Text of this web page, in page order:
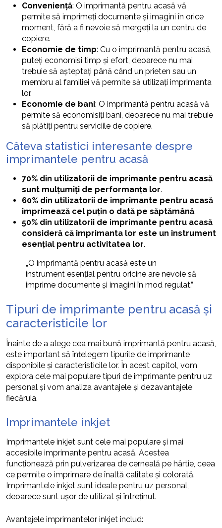
Conveniență: O imprimantă pentru acasă vă
permite să imprimeți documente și imagini în orice
moment, fără a fi nevoie să mergeți la un centru de
copiere.
Economie de timp: Cu o imprimantă pentru acasă,
puteți economisi timp și efort, deoarece nu mai
trebuie să așteptați până când un prieten sau un
membru al familiei vă permite să utilizați imprimanta
lor.
Economie de bani: O imprimantă pentru acasă vă
permite să economisiți bani, deoarece nu mai trebuie
să plătiți pentru serviciile de copiere.
Câteva statistici interesante despre
imprimantele pentru acasă
70% din utilizatorii de imprimante pentru acasă
sunt mulțumiți de performanța lor.
60% din utilizatorii de imprimante pentru acasă
imprimează cel puțin o dată pe săptămână.
50% din utilizatorii de imprimante pentru acasă
consideră că imprimanta lor este un instrument
esențial pentru activitatea lor.
„O imprimantă pentru acasă este un
instrument esențial pentru oricine are nevoie să
imprime documente și imagini în mod regulat.”
Tipuri de imprimante pentru acasă și
caracteristicile lor
Înainte de a alege cea mai bună imprimantă pentru acasă,
este important să înțelegem tipurile de imprimante
disponibile și caracteristicile lor. În acest capitol, vom
explora cele mai populare tipuri de imprimante pentru uz
personal și vom analiza avantajele și dezavantajele
fiecăruia.
Imprimantele inkjet
Imprimantele inkjet sunt cele mai populare și mai
accesibile imprimante pentru acasă. Acestea
funcționează prin pulverizarea de cerneală pe hârtie, ceea
ce permite o imprimare de înaltă calitate și colorată.
Imprimantele inkjet sunt ideale pentru uz personal,
deoarece sunt ușor de utilizat și întreținut.
Avantajele imprimantelor inkjet includ: